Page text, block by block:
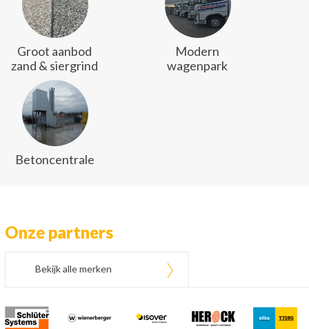
Groot aanbod
zand & siergrind
Modern
wagenpark
Betoncentrale
Onze partners
Bekijk alle merken